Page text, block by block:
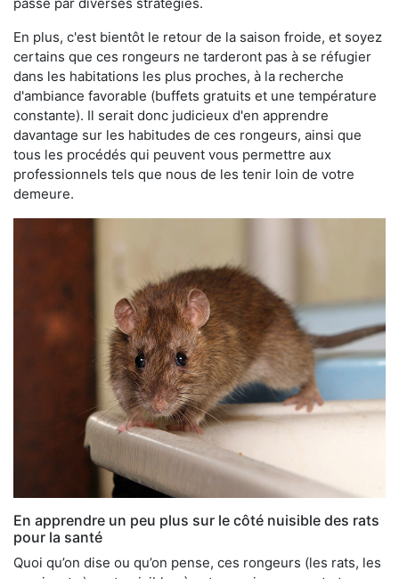
En plus, c'est bientôt le retour de la saison froide, et soyez
certains que ces rongeurs ne tarderont pas à se réfugier
dans les habitations les plus proches, à la recherche
d'ambiance favorable (buffets gratuits et une température
constante). Il serait donc judicieux d'en apprendre
davantage sur les habitudes de ces rongeurs, ainsi que
tous les procédés qui peuvent vous permettre aux
professionnels tels que nous de les tenir loin de votre
demeure.
En apprendre un peu plus sur le côté nuisible des rats
pour la santé
Quoi qu’on dise ou qu’on pense, ces rongeurs (les rats, les